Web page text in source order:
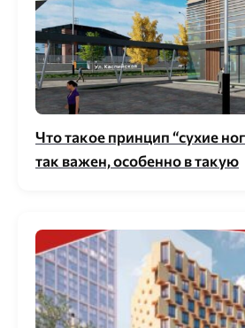
Что такое принцип “сухие
так важен, особенно в такую